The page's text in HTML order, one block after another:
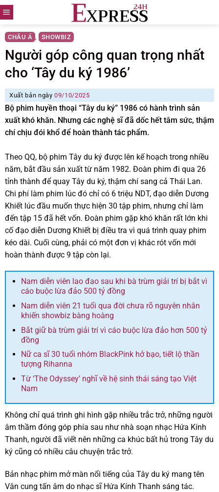
Skip
to
content
CHÂU Á , SHOWBIZ
Người góp công quan trọng nhất
cho ‘Tây du ký 1986’
Xuất bản ngày09/10/2025
Bộ phim huyền thoại “Tây du ký” 1986 có hành trình sản
xuất khó khăn. Nhưng các nghệ sĩ đã dốc hết tâm sức, thậm
chí chịu đói khổ để hoàn thành tác phẩm.
Theo QQ, bộ phim Tây du ký được lên kế hoạch trong nhiều
năm, bắt đầu sản xuất từ năm 1982. Đoàn phim đi qua 26
tỉnh thành để quay Tây du ký, thậm chí sang cả Thái Lan.
Chi phí làm phim lúc đó chỉ có 6 triệu NDT, đạo diễn Dương
Khiết lúc đầu muốn thực hiện 30 tập phim, nhưng chỉ làm
đến tập 15 đã hết vốn. Đoàn phim gặp khó khăn rất lớn khi
cố đạo diễn Dương Khiết bị điều tra vì quá trình quay phim
kéo dài. Cuối cùng, phải có một đơn vị khác rót vốn mới
hoàn thành được 9 tập còn lại.
Nam diễn viên lao đao sau khi bà trùm giải trí bị bắt vì
cáo buộc lừa đảo 500 tỷ đồng
Nam diễn viên 21 tuổi qua đời chưa rõ nguyên nhân
khiến showbiz bàng hoàng
Bắt giữ bà trùm giải trí vì cáo buộc lừa đảo hơn 500 tỷ
đồng
Nữ ca sĩ 30 tuổi nhóm BlackPink hở bạo, tiết lộ thần
tượng Rihanna
Từ ‘The Odyssey’ nghĩ về hệ sinh thái sáng tạo Việt
Nam
Không chỉ quá trình ghi hình gặp nhiều trắc trở, những người
âm thầm đóng góp phía sau như nhà soạn nhạc Hứa Kính
Thanh, người đã viết nên những ca khúc bất hủ trong Tây du
ký cũng có nhiều câu chuyện trắc trở.
Bản nhạc phim mở màn nổi tiếng của Tây du ký mang tên
Vân cung tấn âm do nhạc sĩ Hứa Kính Thanh sáng tác.